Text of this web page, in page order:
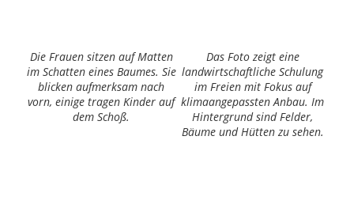
Die Frauen sitzen auf Matten
im Schatten eines Baumes. Sie
blicken aufmerksam nach
vorn, einige tragen Kinder auf
dem Schoß.
Das Foto zeigt eine
landwirtschaftliche Schulung
im Freien mit Fokus auf
klimaangepassten Anbau. Im
Hintergrund sind Felder,
Bäume und Hütten zu sehen.